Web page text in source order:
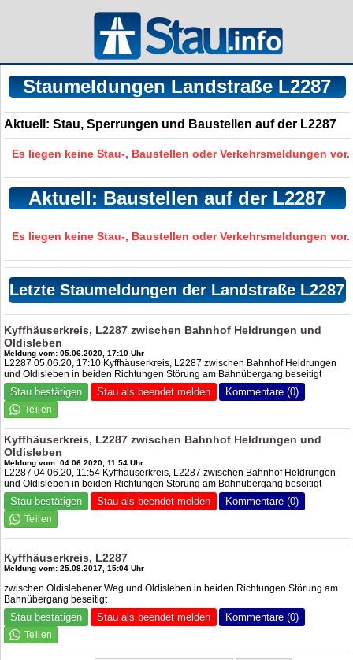
Staumeldungen Landstraße L2287
Aktuell: Stau, Sperrungen und Baustellen auf der L2287
Es liegen keine Stau-, Baustellen oder Verkehrsmeldungen vor.
Aktuell: Baustellen auf der L2287
Es liegen keine Stau-, Baustellen oder Verkehrsmeldungen vor.
Letzte Staumeldungen der Landstraße L2287
Kyffhäuserkreis, L2287 zwischen Bahnhof Heldrungen und
Oldisleben
Meldung vom: 05.06.2020, 17:10 Uhr
L2287 05.06.20, 17:10 Kyffhäuserkreis, L2287 zwischen Bahnhof Heldrungen
und Oldisleben in beiden Richtungen Störung am Bahnübergang beseitigt
Stau bestätigen Stau als beendet melden Kommentare (0)
Kyffhäuserkreis, L2287 zwischen Bahnhof Heldrungen und
Oldisleben
Meldung vom: 04.06.2020, 11:54 Uhr
L2287 04.06.20, 11:54 Kyffhäuserkreis, L2287 zwischen Bahnhof Heldrungen
und Oldisleben in beiden Richtungen Störung am Bahnübergang beseitigt
Stau bestätigen Stau als beendet melden Kommentare (0)
Kyffhäuserkreis, L2287
Meldung vom: 25.08.2017, 15:04 Uhr
zwischen Oldislebener Weg und Oldisleben in beiden Richtungen Störung am
Bahnübergang beseitigt
Stau bestätigen Stau als beendet melden Kommentare (0)